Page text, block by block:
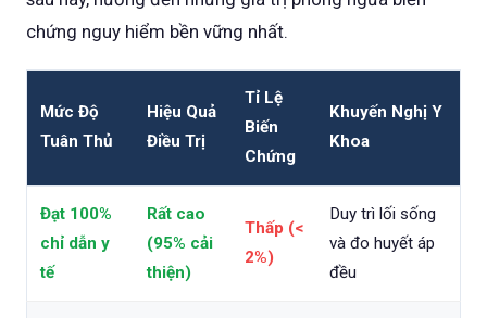
chứng nguy hiểm bền vững nhất.
Mức Độ
Tuân Thủ
Hiệu Quả
Điều Trị
Tỉ Lệ
Biến
Chứng
Khuyến Nghị Y
Khoa
Đạt 100%
chỉ dẫn y
tế
Rất cao
(95% cải
thiện)
Thấp (<
2%)
Duy trì lối sống
và đo huyết áp
đều